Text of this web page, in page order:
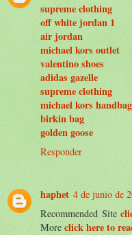
supreme clothing
off white jordan 1
air jordan
michael kors outlet
valentino shoes
adidas gazelle
supreme clothing
michael kors
birkin bag
golden goose
Responder
haphet 4 de junio de
Recommended Site
More click here to